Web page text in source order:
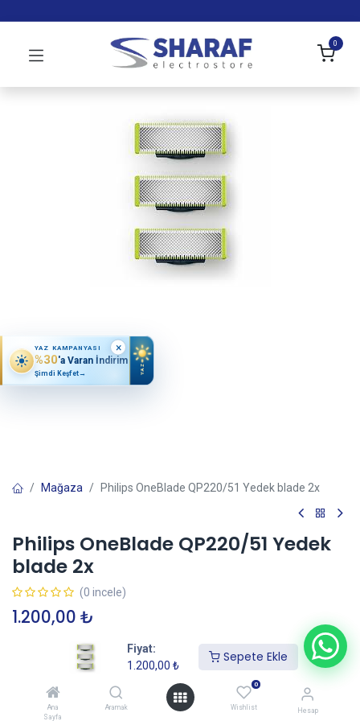
Fiyat:
1.200,00 ₺
Sepete Ekle
Ana
Sayfa
Aramak
0
Wishlist Hesap
0
Mağaza Philips OneBlade QP220/51 Yedek blade 2x
Philips OneBlade QP220/51 Yedek
blade 2x
(0 incele)
1.200,00 ₺
Sepete Ekle
YAZ KAMPANYASI
%30'a Varan İndirim
Şimdi Keşfet→ YAZ
×